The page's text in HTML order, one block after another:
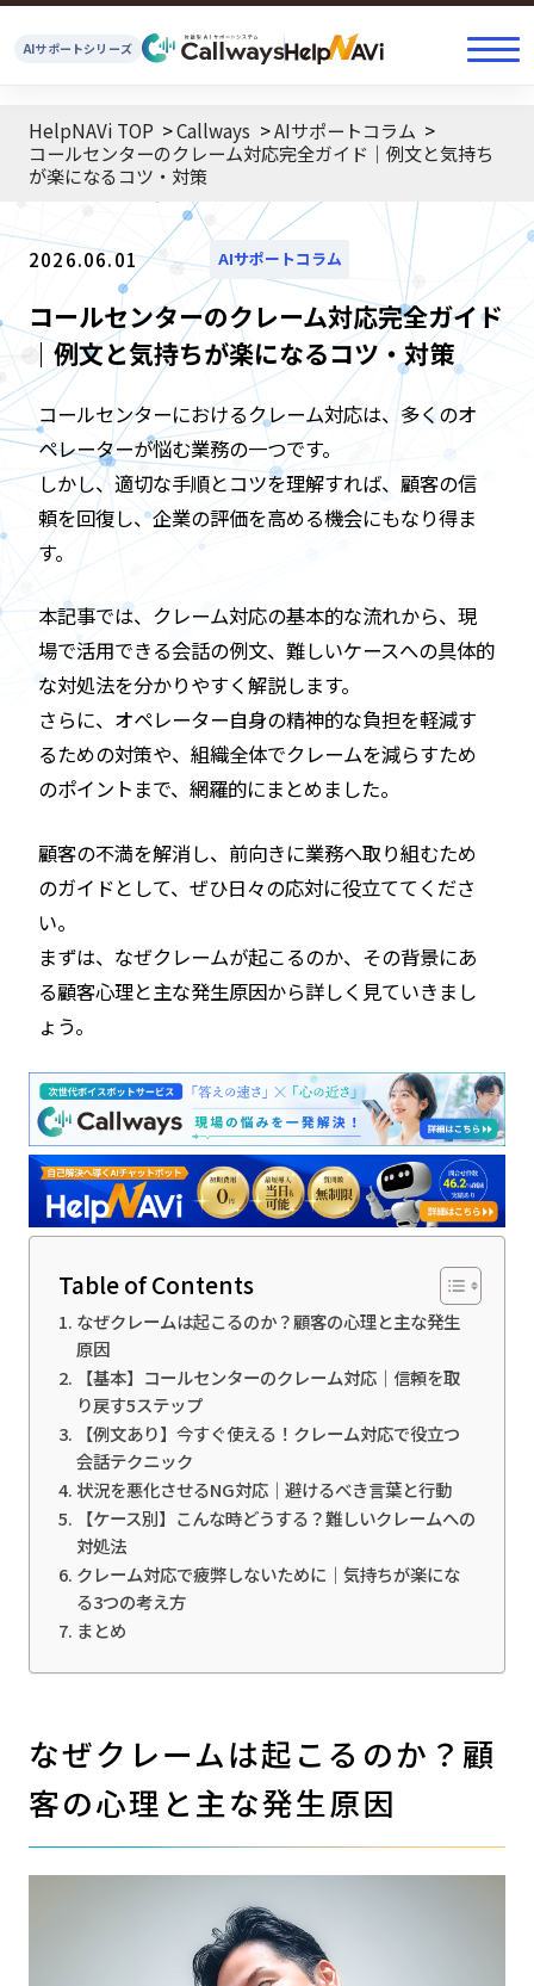
AIサポートシリーズ
HelpNAVi TOP Callways
AIサポートコラム
コールセンターのクレーム対応完全ガイド｜例文と気持ち
が楽になるコツ・対策
2026.06.01 AIサポートコラム
コールセンターのクレーム対応完全ガイド
｜例文と気持ちが楽になるコツ・対策
コールセンターにおけるクレーム対応は、多くのオ
ペレーターが悩む業務の一つです。
しかし、適切な手順とコツを理解すれば、顧客の信
頼を回復し、企業の評価を高める機会にもなり得ま
す。
本記事では、クレーム対応の基本的な流れから、現
場で活用できる会話の例文、難しいケースへの具体的
な対処法を分かりやすく解説します。
さらに、オペレーター自身の精神的な負担を軽減す
るための対策や、組織全体でクレームを減らすため
のポイントまで、網羅的にまとめました。
顧客の不満を解消し、前向きに業務へ取り組むため
のガイドとして、ぜひ日々の応対に役立ててくださ
い。
まずは、なぜクレームが起こるのか、その背景にあ
る顧客心理と主な発生原因から詳しく見ていきまし
ょう。
Table of Contents
なぜクレームは起こるのか？顧客の心理と主な発生
原因
【基本】コールセンターのクレーム対応｜信頼を取
り戻す5ステップ
【例文あり】今すぐ使える！クレーム対応で役立つ
会話テクニック
状況を悪化させるNG対応｜避けるべき言葉と行動
【ケース別】こんな時どうする？難しいクレームへの
対処法
クレーム対応で疲弊しないために｜気持ちが楽にな
る3つの考え方
まとめ
なぜクレームは起こるのか？顧
客の心理と主な発生原因